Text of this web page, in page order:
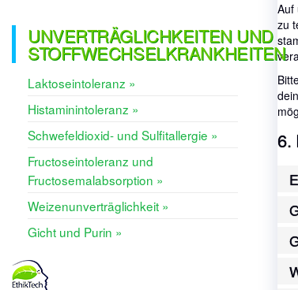
Auf
zu
6.
UNVERTRÄGLICHKEITEN UND
STOFFWECHSELKRANKHEITEN
Laktoseintoleranz »
Histaminintoleranz »
Schwefeldioxid- und Sulfitallergie »
Fructoseintoleranz und
Fructosemalabsorption »
Weizenunverträglichkeit »
Gicht und Purin »